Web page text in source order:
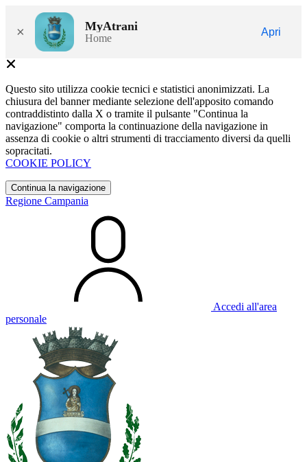
× MyAtrani
Home
Apri
Questo sito utilizza cookie tecnici e statistici anonimizzati. La
chiusura del banner mediante selezione dell'apposito comando
contraddistinto dalla X o tramite il pulsante "Continua la
navigazione" comporta la continuazione della navigazione in
assenza di cookie o altri strumenti di tracciamento diversi da quelli
sopracitati.
COOKIE POLICY
Continua la navigazione
Regione Campania
Accedi all'area
personale